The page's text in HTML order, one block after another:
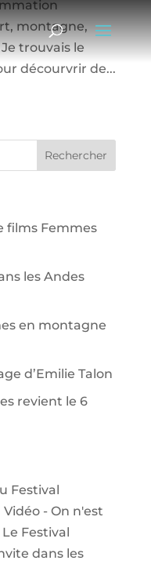
montagne,
trouvais le
décourvrir de...
films Femmes
les Andes
en montagne
d’Emilie Talon
revient le 6
Festival
- On n'est
Le Festival
dans les